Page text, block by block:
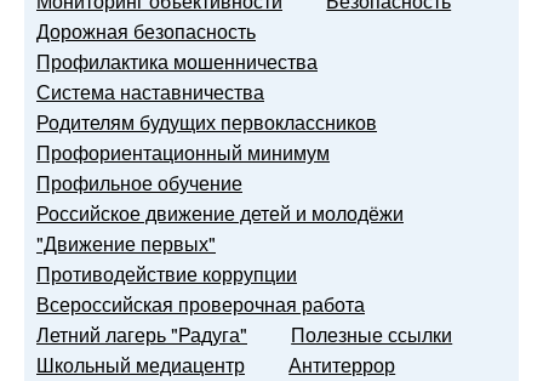
Дорожная безопасность
Профилактика мошенничества
Система наставничества
Родителям будущих первоклассников
Профориентационный минимум
Профильное обучение
Российское движение детей и молодёжи
"Движение первых"
Противодействие коррупции
Всероссийская проверочная работа
Летний лагерь "Радуга"
Полезные ссылки
Школьный медиацентр
Антитеррор